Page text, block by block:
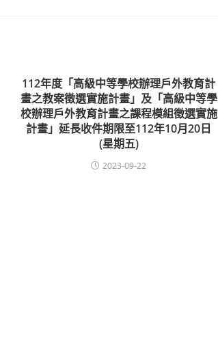
112年度「高級中等學校辦理戶外教育計
畫之教案徵選實施計畫」及「高級中等學
校辦理戶外教育計畫之課程模組徵選實施
計畫」延長收件期限至112年10月20日
(星期五)
2023-09-22